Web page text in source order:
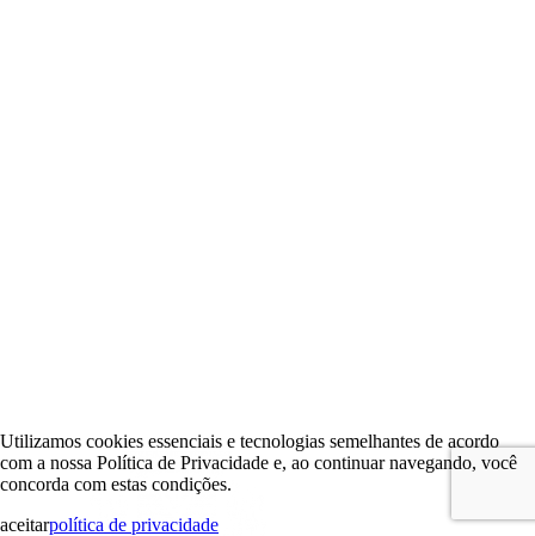
Utilizamos cookies essenciais e tecnologias semelhantes de acordo
com a nossa Política de Privacidade e, ao continuar navegando, você
concorda com estas condições.
aceitarpolítica de privacidade